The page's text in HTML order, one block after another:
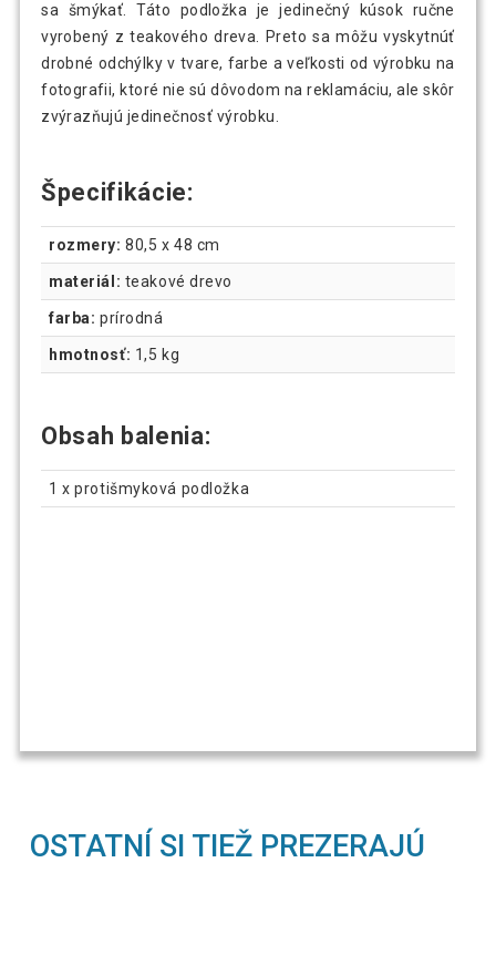
sa šmýkať. Táto podložka je jedinečný kúsok ručne
vyrobený z teakového dreva. Preto sa môžu vyskytnúť
drobné odchýlky v tvare, farbe a veľkosti od výrobku na
fotografii, ktoré nie sú dôvodom na reklamáciu, ale skôr
zvýrazňujú jedinečnosť výrobku.
Špecifikácie:
rozmery: 80,5 x 48 cm
materiál: teakové drevo
farba: prírodná
hmotnosť: 1,5 kg
Obsah balenia:
1 x protišmyková podložka
OSTATNÍ SI TIEŽ PREZERAJÚ